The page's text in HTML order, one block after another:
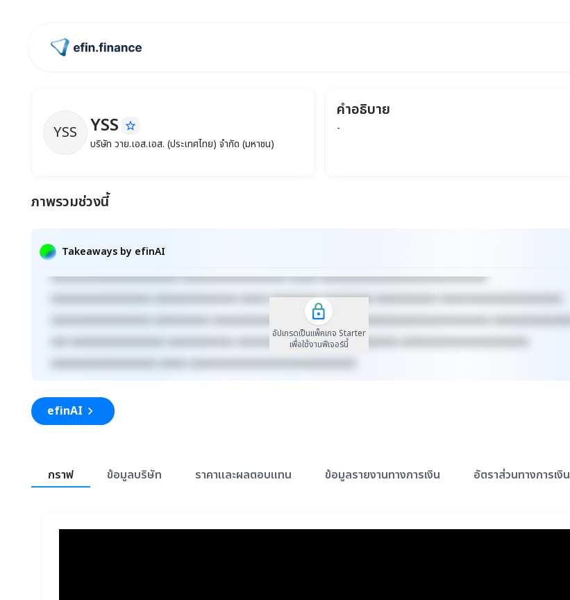
ไปหน้าแรก
YSS YSSบริษัท วาย.เอส.เอส. (ประเทศไทย) จำกัด (มหาชน)
YSS star_border
บริษัท วาย.เอส.เอส. (ประเทศไทย) จำกัด (มหาชน)
คำอธิบาย
-
ภาพรวมช่วงนี้
Takeaways by efinAI
xxxxxxxxxxxxxxxxxxxxxxx xxxxxxxxxxxxxxxxxxx xxxxx xxxxxxxxxxxxxxxxxxxxxxxxxxxxxx
xxxxxxxxxxxxxxxxxx xxxxxxxxxxxxxxx xxxxx xxxxxxxxx xxxxxxxxx xxxxxxxxxxx xxxxxxxxxxxxxxxxxxxxxx
xxxxxxxxxxxxxxxxxx xxxxxxxxxx xxxxxxxxxxxxx xxxxxxxxxx xxxxxxxxxxxxxxxxxxxxxxxxxx xxxxxxxxxxxxxxx
xxx xxxxxxxxxxxxxxxxx xxxxxxxxxxxx xxxxxxxxx xxxxxxxxxxx xxxxxxxx xxxxxxxxxxxxxxxxxxxxxxx
xxxxxxxxxxxxxxxxxxx xxxxx xxxxxxxxxxxxxxxxxxxxxxxxxxxxxx
อัปเกรดเป็นแพ็คเกจ Starter
เพื่อใช้งานฟีเจอร์นี้
efinAI
กราฟ
ข้อมูลบริษัท ราคาและผลตอบแทน ข้อมูลรายงานทางการเงิน อัตราส่วนทางการเงิน